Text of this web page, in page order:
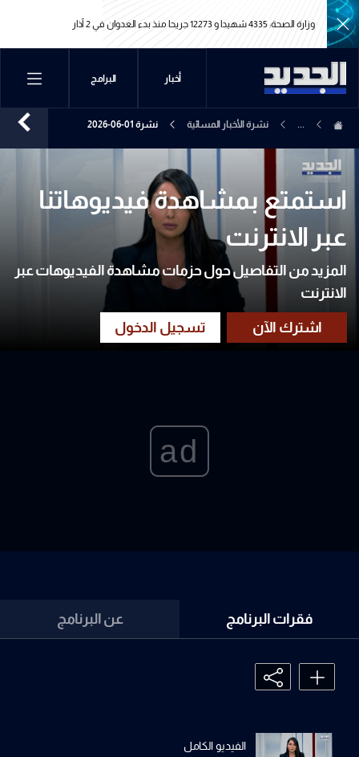
وزارة الصحة: 4335 شهيدا و 12273 جريحا منذ بدء العدوان في 2 آذار
وزارة الصحة: 4335 شهيدا و 12273 جريحا منذ بدء العدوان في 2 آذار
أخبار البرامج
... نشرة الأخبار المسائية نشرة 01-06-2026
استمتع بمشاهدة فيديوهاتنا
عبر الانترنت
المزيد من التفاصيل حول حزمات مشاهدة الفيديوهات عبر
الانترنت
ad
فقرات البرنامج عن البرنامج
الفيديو الكامل